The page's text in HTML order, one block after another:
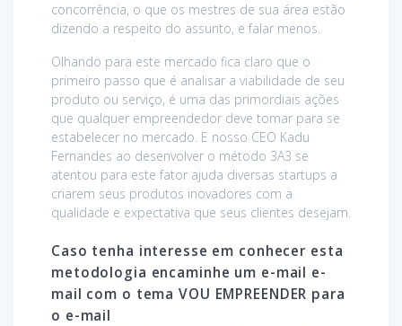
concorrência, o que os mestres de sua área estão
dizendo a respeito do assunto, e falar menos.
Olhando para este mercado fica claro que o
primeiro passo que é analisar a viabilidade de seu
produto ou serviço, é uma das primordiais ações
que qualquer empreendedor deve tomar para se
estabelecer no mercado. E nosso CEO Kadu
Fernandes ao desenvolver o método 3A3 se
atentou para este fator ajuda diversas startups a
criarem seus produtos inovadores com a
qualidade e expectativa que seus clientes desejam.
Caso tenha interesse em conhecer esta
metodologia encaminhe um e-mail e-
mail com o tema VOU EMPREENDER para
o e-mail